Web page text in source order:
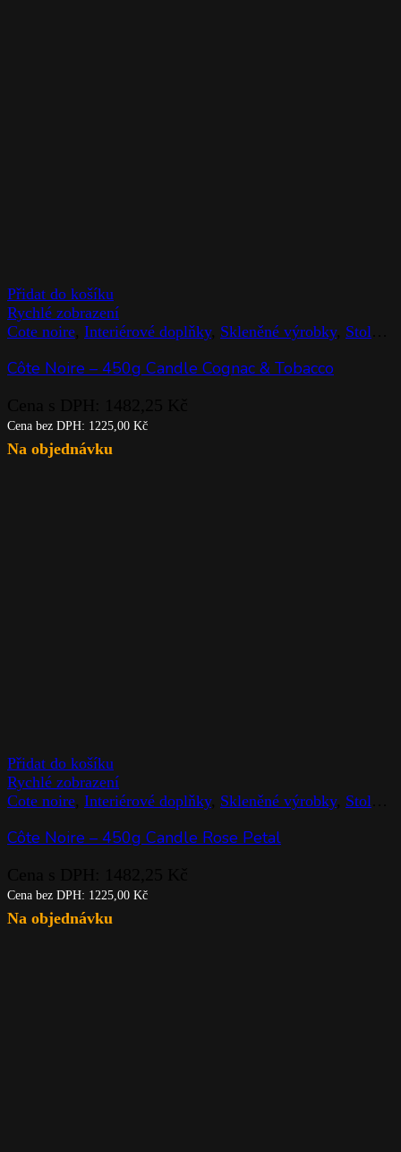
Přidat do košíku
Rychlé zobrazení
Cote noire Interiérové doplňky, Skleněné výrobky, Stolováni
Côte Noire – 450g Candle Cognac & Tobacco
Cena bez DPH: 1225,00 Kč
Na objednávku
Přidat do košíku
Rychlé zobrazení
Cote noire Interiérové doplňky, Skleněné výrobky, Stolováni
Côte Noire – 450g Candle Rose Petal
Cena bez DPH: 1225,00 Kč
Na objednávku